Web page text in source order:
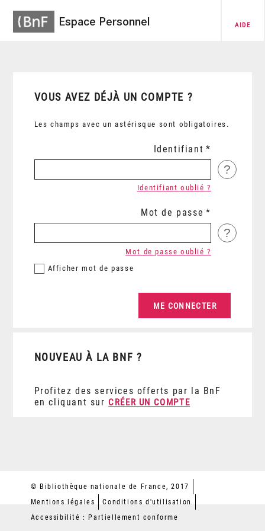
Espace Personnel AIDE
VOUS AVEZ DÉJÀ UN COMPTE ?
Les champs avec un astérisque sont obligatoires.
Identifiant
?
Identifiant oublié ?
Mot de passe
?
Afficher mot de passe
Mot de passe oublié ?
NOUVEAU À LA BNF ?
Profitez des services offerts par la BnF
en cliquant sur CRÉER UN COMPTE
© Bibliothèque nationale de France, 2017
Mentions légales
Conditions d'utilisation
Accessibilité : Partiellement conforme